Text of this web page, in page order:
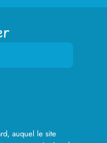
auquel le site